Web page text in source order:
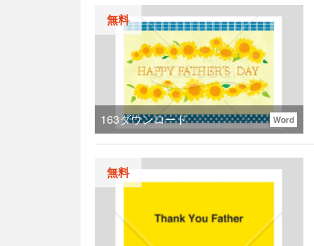
無料
163ダウンロード Word
無料